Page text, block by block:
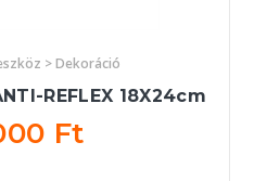
> Dekoráció
REFLEX 18X24cm
Ft